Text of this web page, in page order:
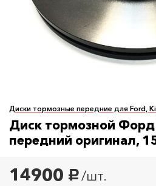
Диски тормозные передние для Ford,
Диск тормозной
передний оригинал,
14900 руб. /шт.